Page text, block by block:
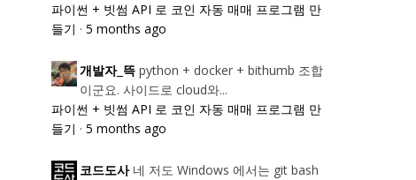
파이썬 + 빗썸 API 로 코인 자동 매매 프로그램 만
들기 · 5 months ago
개발자_뜩 python + docker + bithumb 조합
이군요. 사이드로 cloud와...
파이썬 + 빗썸 API 로 코인 자동 매매 프로그램 만
들기 · 5 months ago
코드도사 네 저도 Windows 에서는 git bash